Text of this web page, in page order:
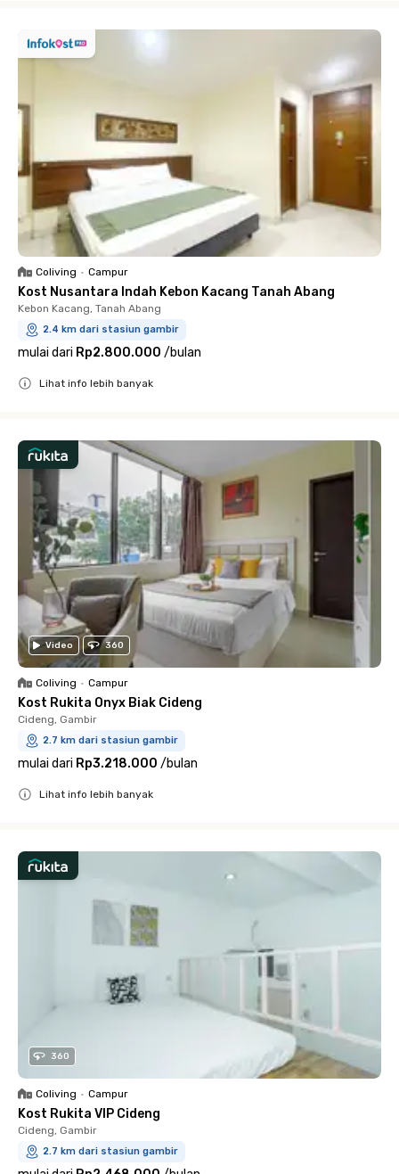
Coliving • Campur
Kost Nusantara Indah Kebon Kacang Tanah Abang
Kebon Kacang, Tanah Abang
2.4 km dari stasiun gambir
mulai dari Rp2.800.000 /bulan
Lihat info lebih banyak
Video 360
Coliving • Campur
Kost Rukita Onyx Biak Cideng
Cideng, Gambir
2.7 km dari stasiun gambir
mulai dari Rp3.218.000 /bulan
Lihat info lebih banyak
360
Coliving • Campur
Kost Rukita VIP Cideng
Cideng, Gambir
2.7 km dari stasiun gambir